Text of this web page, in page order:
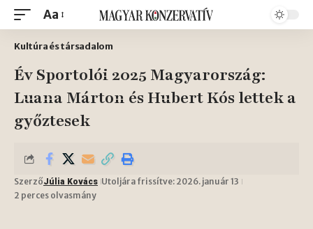
Aa
Kultúra és társadalom
Év Sportolói 2025 Magyarország:
Luana Márton és Hubert Kós lettek a
győztesek
SzerzőJúlia Kovács Utoljára frissítve: 2026. január 13
2 perces olvasmány